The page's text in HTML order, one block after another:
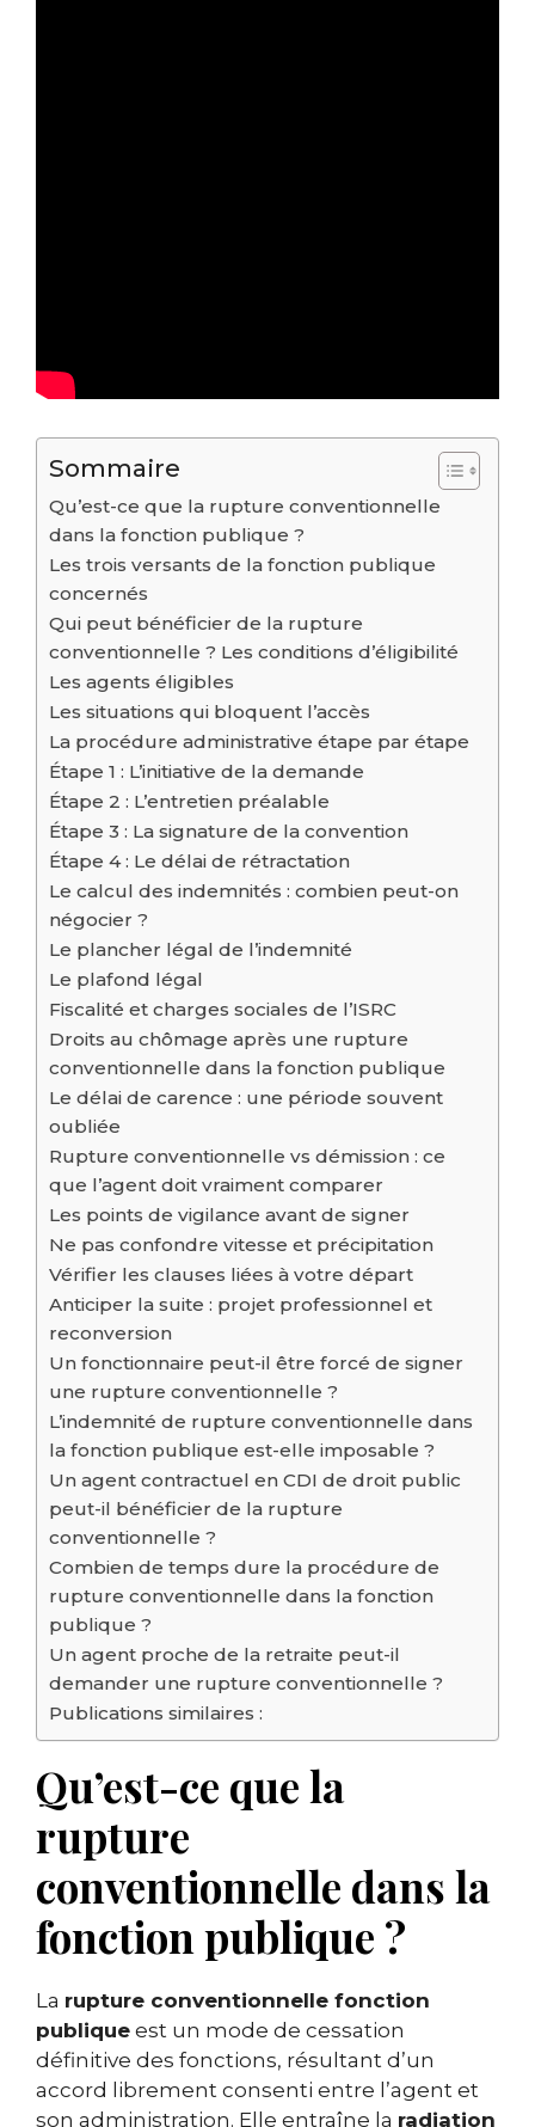
Sommaire
Qu’est-ce que la rupture conventionnelle
dans la fonction publique ?
Les trois versants de la fonction publique
concernés
Qui peut bénéficier de la rupture
conventionnelle ? Les conditions d’éligibilité
Les agents éligibles
Les situations qui bloquent l’accès
La procédure administrative étape par étape
Étape 1 : L’initiative de la demande
Étape 2 : L’entretien préalable
Étape 3 : La signature de la convention
Étape 4 : Le délai de rétractation
Le calcul des indemnités : combien peut-on
négocier ?
Le plancher légal de l’indemnité
Le plafond légal
Fiscalité et charges sociales de l’ISRC
Droits au chômage après une rupture
conventionnelle dans la fonction publique
Le délai de carence : une période souvent
oubliée
Rupture conventionnelle vs démission : ce
que l’agent doit vraiment comparer
Les points de vigilance avant de signer
Ne pas confondre vitesse et précipitation
Vérifier les clauses liées à votre départ
Anticiper la suite : projet professionnel et
reconversion
Un fonctionnaire peut-il être forcé de signer
une rupture conventionnelle ?
L’indemnité de rupture conventionnelle dans
la fonction publique est-elle imposable ?
Un agent contractuel en CDI de droit public
peut-il bénéficier de la rupture
conventionnelle ?
Combien de temps dure la procédure de
rupture conventionnelle dans la fonction
publique ?
Un agent proche de la retraite peut-il
demander une rupture conventionnelle ?
Publications similaires :
Qu’est-ce que la
rupture
conventionnelle dans la
fonction publique ?
La rupture conventionnelle fonction
publique est un mode de cessation
définitive des fonctions, résultant d’un
accord librement consenti entre l’agent et
son administration. Elle entraîne la radiation